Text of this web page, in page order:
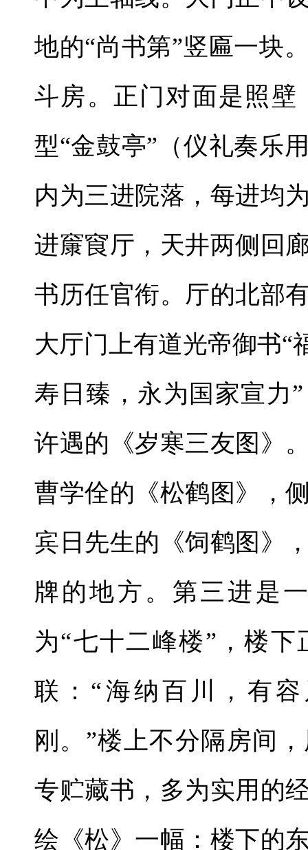
地的“尚书第”竖匾一块
斗房。正门对面是照
型“金鼓亭”（仪礼奏乐
内为三进院落，每进均
进䆲䆡厅，天井两侧回
书历任官衔。厅的北部
大厅门上有道光帝御书“
寿日臻，永为国家宣力
许遇的《岁寒三友图》
曹学佺的《松鹤图》，
宾日先生的《饲鹤图》
牌的地方。第三进是
为“七十二峰楼”，楼
联：“海纳百川，有
刚。”楼上不分隔房间
专贮藏书，多为实用的
绘《松》一幅：楼下的